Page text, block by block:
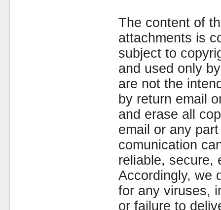
The content of
attachments is
subject to
and used only
are not the
by return email
and erase all
email or any
comunication
reliable, secure,
Accordingly, we
for any viruses,
or failure to